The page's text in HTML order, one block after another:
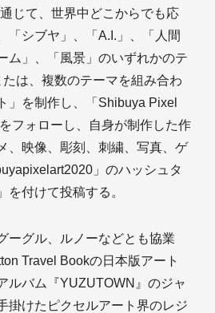
じて、世界中どこからでも応
「シブヤ」、「A.I.」、「人間
ム」、「風景」のいずれかのテ
は、複数のテーマを組み合わ
」を制作し、「Shibuya Pixel
フォローし、自身が制作した作
、映像、彫刻、刺繍、写真、ゲ
」のハッシュタ
を付けて投稿する。
ーグル、ルノーなどとも協業
Travel Bookの日本版アート
ルバム『YUZUTOWN』のジャ
掛けたピクセルアート界のレジ